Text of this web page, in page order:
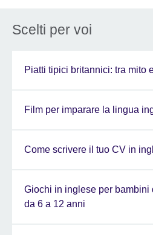
Scelti per voi
Piatti tipici britannici: tra mito
Film per imparare la lingua
Come scrivere il tuo CV in
Giochi in inglese per bambini
da 6 a 12 anni